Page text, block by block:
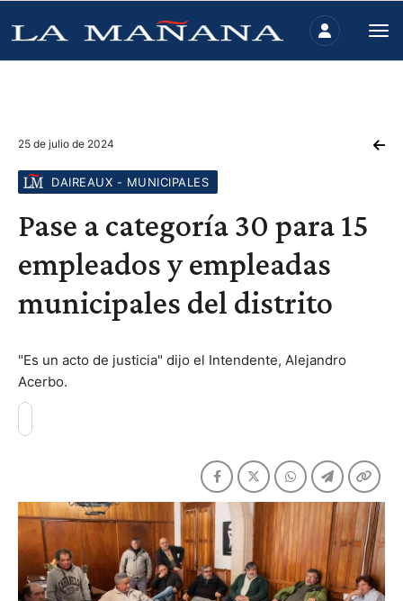
25 de julio de 2024
DAIREAUX - MUNICIPALES
Pase a categoría 30 para 15
empleados y empleadas
municipales del distrito
"Es un acto de justicia" dijo el Intendente, Alejandro
Acerbo.